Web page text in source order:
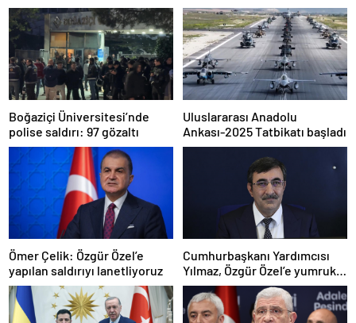
Boğaziçi Üniversitesi’nde
polise saldırı: 97 gözaltı
Uluslararası Anadolu
Ankası-2025 Tatbikatı başladı
Ömer Çelik: Özgür Özel’e
yapılan saldırıyı lanetliyoruz
Cumhurbaşkanı Yardımcısı
Yılmaz, Özgür Özel’e yumruklu
saldırıyı kınadı